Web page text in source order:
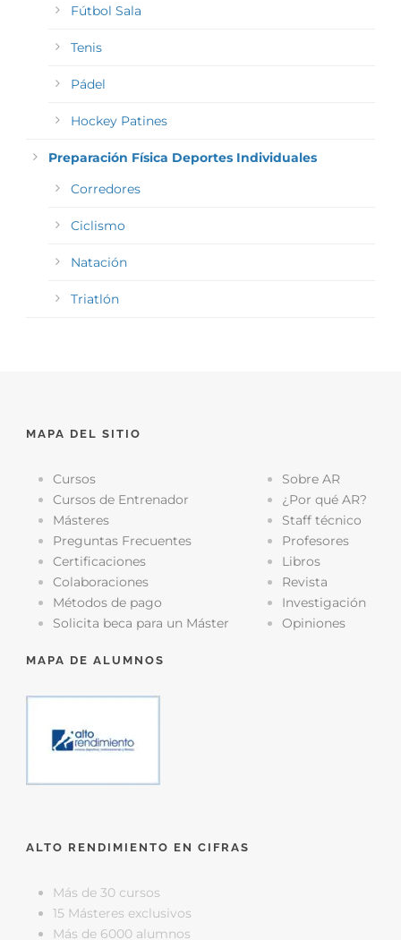
Fútbol Sala
Tenis
Pádel
Hockey Patines
Preparación Física Deportes Individuales
Corredores
Ciclismo
Natación
Triatlón
MAPA DEL SITIO
Cursos
Cursos de Entrenador
Másteres
Preguntas Frecuentes
Certificaciones
Colaboraciones
Métodos de pago
Solicita beca para un Máster
Sobre AR
¿Por qué AR?
Staff técnico
Profesores
Libros
Revista
Investigación
Opiniones
MAPA DE ALUMNOS
ALTO RENDIMIENTO EN CIFRAS
Más de 30 cursos
15 Másteres exclusivos
Más de 6000 alumnos